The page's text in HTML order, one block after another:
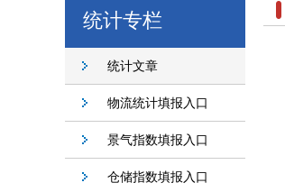
统计专栏
统计文章
物流统计填报入口
景气指数填报入口
仓储指数填报入口